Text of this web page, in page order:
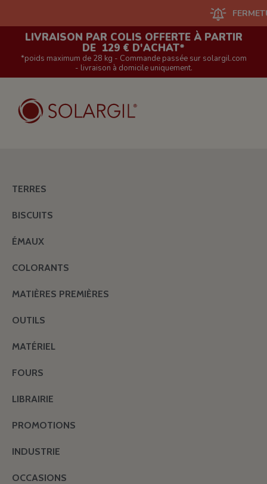
FERMETURE
LIVRAISON PAR COLIS OFFERTE À PARTIR
DE 129 € D'ACHAT*
*poids maximum de 28 kg - Commande passée sur solargil.com
- livraison à domicile uniquement.
TERRES
BISCUITS
ÉMAUX
COLORANTS
MATIÈRES PREMIÈRES
OUTILS
MATÉRIEL
FOURS
LIBRAIRIE
PROMOTIONS
INDUSTRIE
OCCASIONS